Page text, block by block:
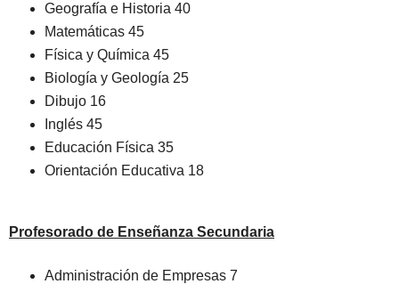
Geografía e Historia 40
Matemáticas 45
Física y Química 45
Biología y Geología 25
Dibujo 16
Inglés 45
Educación Física 35
Orientación Educativa 18
Profesorado de Enseñanza Secundaria
Administración de Empresas 7